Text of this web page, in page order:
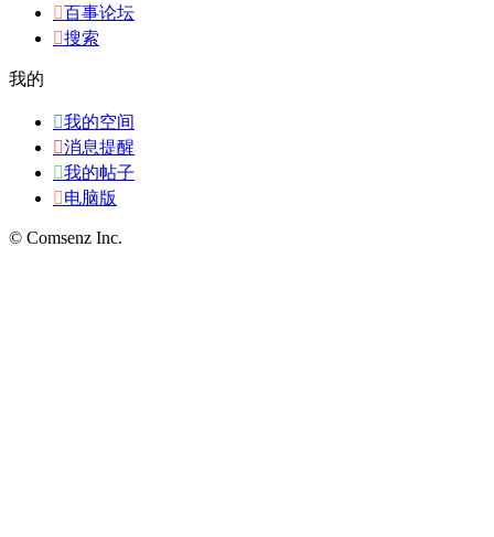
百事论坛
搜索
我的
我的空间
消息提醒
我的帖子
电脑版
© Comsenz Inc.